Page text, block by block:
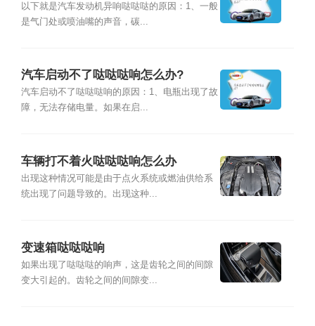
以下就是汽车发动机异响哒哒哒的原因：1、一般
是气门处或喷油嘴的声音，碳...
汽车启动不了哒哒哒响怎么办?
汽车启动不了哒哒哒响的原因：1、电瓶出现了故
障，无法存储电量。如果在启...
车辆打不着火哒哒哒响怎么办
出现这种情况可能是由于点火系统或燃油供给系
统出现了问题导致的。出现这种...
变速箱哒哒哒响
如果出现了哒哒哒的响声，这是齿轮之间的间隙
变大引起的。齿轮之间的间隙变...